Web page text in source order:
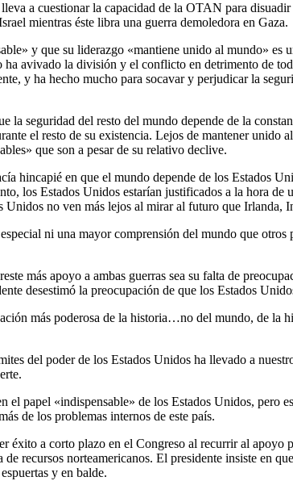
a cuestionar la capacidad de la OTAN para
mientras éste libra una guerra demoledora en Gaza.
y que su liderazgo «mantiene unido al mundo»
avivado la división y el conflicto en detrimento de
y ha hecho mucho para socavar y perjudicar la
la seguridad del resto del mundo depende de la
el resto de su existencia. Lejos de mantener unido
que son a pesar de su relativo declive.
hincapié en que el mundo depende de los Estados
los Estados Unidos estarían justificados a la hora
no ven más lejos al mirar al futuro que Irlanda,
ni una mayor comprensión del mundo que otros
más apoyo a ambas guerras sea su falta de
desestimó la preocupación de que los Estados
más poderosa de la historia…no del mundo, de la
del poder de los Estados Unidos ha llevado a
papel «indispensable» de los Estados Unidos, pero
de los problemas internos de este país.
éxito a corto plazo en el Congreso al recurrir al
recursos norteamericanos. El presidente insiste en
y en balde.